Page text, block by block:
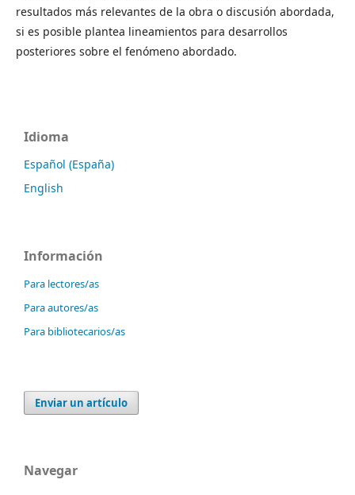
resultados más relevantes de la obra o discusión abordada,
si es posible plantea lineamientos para desarrollos
posteriores sobre el fenómeno abordado.
Idioma
Español (España)
English
Información
Para lectores/as
Para autores/as
Para bibliotecarios/as
Enviar un artículo
Navegar